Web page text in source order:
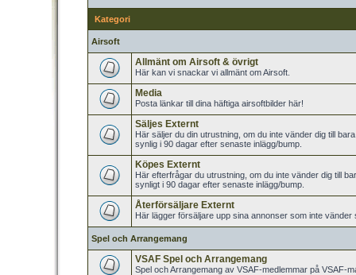
Kategori
Airsoft
Allmänt om Airsoft & övrigt
Här kan vi snackar vi allmänt om Airsoft.
Media
Posta länkar till dina häftiga airsoftbilder här!
Säljes Externt
Här säljer du din utrustning, om du inte vänder dig till
synlig i 90 dagar efter senaste inlägg/bump.
Köpes Externt
Här efterfrågar du utrustning, om du inte vänder dig till
synligt i 90 dagar efter senaste inlägg/bump.
Återförsäljare Externt
Här lägger försäljare upp sina annonser som inte vänder
Spel och Arrangemang
VSAF Spel och Arrangemang
Spel och Arrangemang av VSAF-medlemmar på VSAF-